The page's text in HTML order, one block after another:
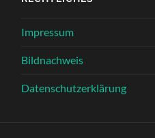
Impressum
Bildnachweis
Datenschutzerklärung